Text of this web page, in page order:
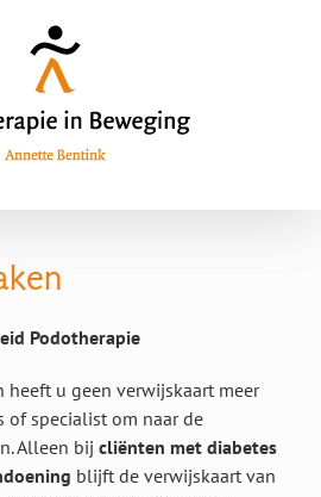
Podotherapie
heeft u geen verwijskaart meer
of specialist om naar de
Alleen bij cliënten met diabetes
blijft de verwijskaart van